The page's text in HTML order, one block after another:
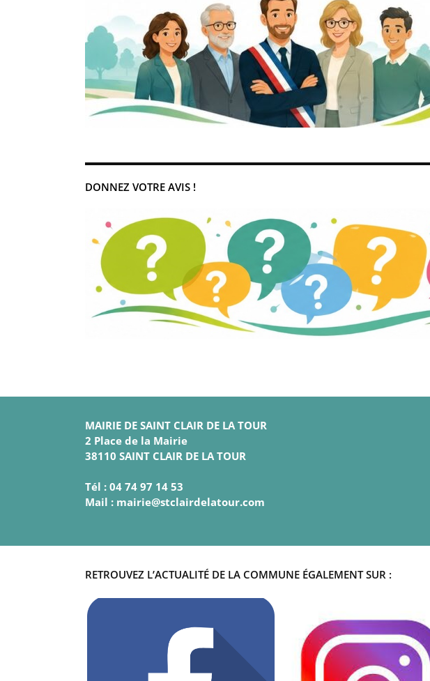
DONNEZ VOTRE AVIS !
MAIRIE DE SAINT CLAIR DE LA TOUR
2 Place de la Mairie
38110 SAINT CLAIR DE LA TOUR
Tél : 04 74 97 14 53
Mail : mairie@stclairdelatour.com
RETROUVEZ L’ACTUALITÉ DE LA COMMUNE ÉGALEMENT SUR :